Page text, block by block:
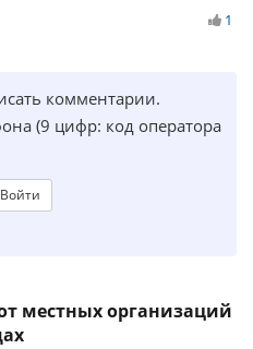
1
комментарии.
(9 цифр: код оператора
Войти
местных организаций